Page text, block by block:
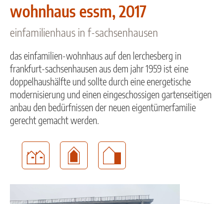
wohnhaus essm, 2017
einfamilienhaus in f-sachsenhausen
das einfamilien-wohnhaus auf den lerchesberg in
frankfurt-sachsenhausen aus dem jahr 1959 ist eine
doppelhaushälfte und sollte durch eine energetische
modernisierung und einen eingeschossigen gartenseitigen
anbau den bedürfnissen der neuen eigentümerfamilie
gerecht gemacht werden.